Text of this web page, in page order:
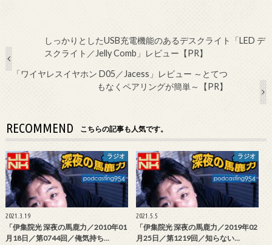
しっかりとしたUSB充電機能のあるデスクライト「LED デ
スクライト／Jelly Comb」レビュー【PR】
「ワイヤレスイヤホン D05／Jacess」レビュー ～とてつ
もなくペアリングが簡単～【PR】
RECOMMEND こちらの記事も人気です。
ラジオ
2021.3.19
「伊集院光 深夜の馬鹿力／2010年01
月18日／第0744回／俺気持ち…
ラジオ
2021.5.5
「伊集院光 深夜の馬鹿力／2019年02
月25日／第1219回／知らない…